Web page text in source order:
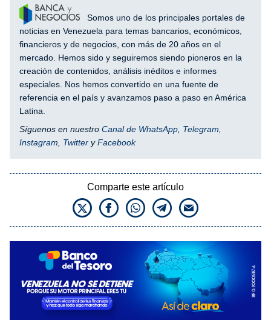
Somos uno de los principales portales de
noticias en Venezuela para temas bancarios, económicos,
financieros y de negocios, con más de 20 años en el
mercado. Hemos sido y seguiremos siendo pioneros en la
creación de contenidos, análisis inéditos e informes
especiales. Nos hemos convertido en una fuente de
referencia en el país y avanzamos paso a paso en América
Latina.
Síguenos en nuestro Canal de WhatsApp, Telegram,
Instagram, Twitter yFacebook
Comparte este artículo